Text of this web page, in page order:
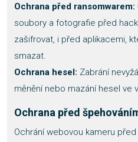
Ochrana před ransomwarem:
soubory a fotografie před
zašifrovat, i před aplikacemi,
smazat.
Ochrana hesel: Zabrání
měnění nebo mazání hesel ve
Ochrana před
Ochrání webovou kameru